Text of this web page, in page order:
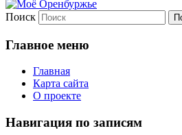
Поиск
Главное меню
Главная
Карта сайта
О проекте
Навигация по записям